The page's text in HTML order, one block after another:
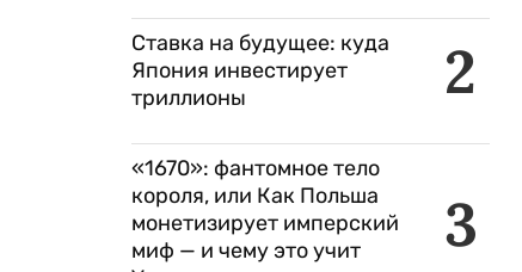
2
Ставка на будущее: куда
Япония инвестирует
триллионы
3
«1670»: фантомное тело
короля, или Как Польша
монетизирует имперский
миф — и чему это учит